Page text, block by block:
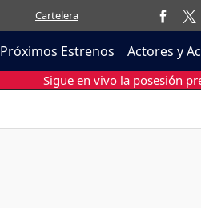
Cartelera
Próximos Estrenos Actores y
Sigue en vivo la posesión